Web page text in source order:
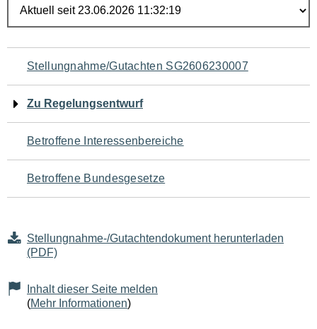
Navigation
für
den
Seiteninhalt
Stellungnahme/Gutachten SG2606230007
Zu Regelungsentwurf
Betroffene Interessenbereiche
Betroffene Bundesgesetze
Stellungnahme-/Gutachtendokument herunterladen
(PDF)
Inhalt dieser Seite melden
(Mehr Informationen)